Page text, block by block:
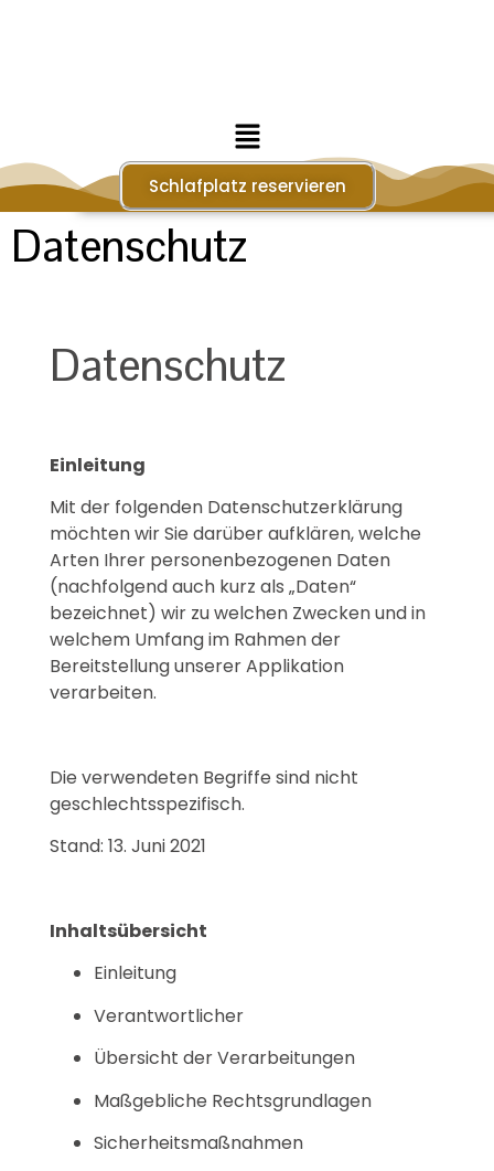
Schlafplatz reservieren
Datenschutz
Datenschutz
Einleitung
Mit der folgenden Datenschutzerklärung
möchten wir Sie darüber aufklären, welche
Arten Ihrer personenbezogenen Daten
(nachfolgend auch kurz als „Daten“
bezeichnet) wir zu welchen Zwecken und in
welchem Umfang im Rahmen der
Bereitstellung unserer Applikation
verarbeiten.
Die verwendeten Begriffe sind nicht
geschlechtsspezifisch.
Stand: 13. Juni 2021
Inhaltsübersicht
Einleitung
Verantwortlicher
Übersicht der Verarbeitungen
Maßgebliche Rechtsgrundlagen
Sicherheitsmaßnahmen